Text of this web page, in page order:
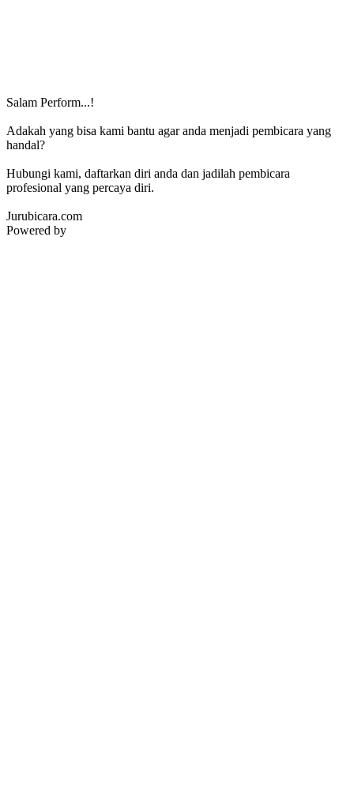
Salam Perform...!
Adakah yang bisa kami bantu agar anda menjadi pembicara yang
handal?
Hubungi kami, daftarkan diri anda dan jadilah pembicara
profesional yang percaya diri.
Jurubicara.com
Powered by